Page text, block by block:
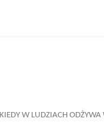
W LUDZIACH